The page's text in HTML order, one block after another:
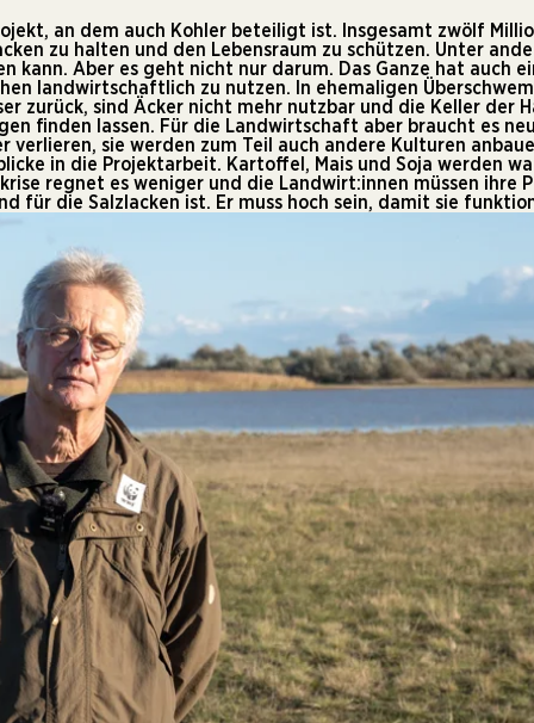
an dem auch Kohler beteiligt ist. Insgesamt zwölf
zu halten und den Lebensraum zu schützen. Unter
kann. Aber es geht nicht nur darum. Das Ganze hat auch
landwirtschaftlich zu nutzen. In ehemaligen
zurück, sind Äcker nicht mehr nutzbar und die Keller der
finden lassen. Für die Landwirtschaft aber braucht es
sie werden zum Teil auch andere Kulturen
in die Projektarbeit. Kartoffel, Mais und Soja werden
regnet es weniger und die Landwirt:innen müssen ihre
für die Salzlacken ist. Er muss hoch sein, damit sie